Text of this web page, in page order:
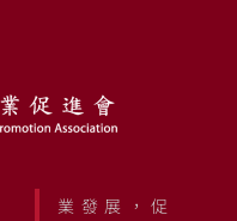
業發展，促